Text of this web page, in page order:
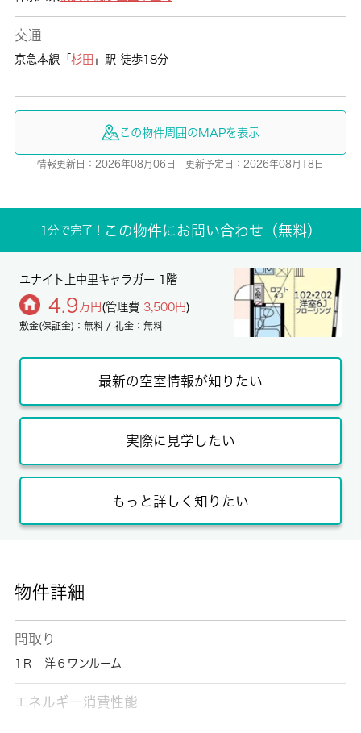
交通
京急本線「 杉田 」駅 徒歩18分
この物件周囲のMAPを表示
情報更新日：2026年08月06日 更新予定日：2026年08月18日
1分で完了！ この物件にお問い合わせ（無料）
ユナイト上中里キャラガー 1階
4.9 万円 (管理費 3,500円)
敷金(保証金)：無料 / 礼金：無料
最新の空室情報が知りたい
実際に見学したい
もっと詳しく知りたい
物件詳細
間取り
1Ｒ 洋６ワンルーム
エネルギー消費性能
-